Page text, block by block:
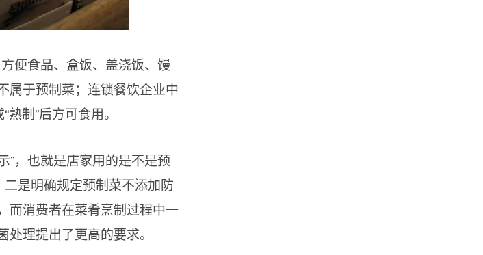
便食品、盒饭、盖浇饭、馒
属于预制菜；连锁餐饮企业中
制”后方可食用。
”，也就是店家用的是不是预
是明确规定预制菜不添加防
而消费者在菜肴烹制过程中一
理提出了更高的要求。